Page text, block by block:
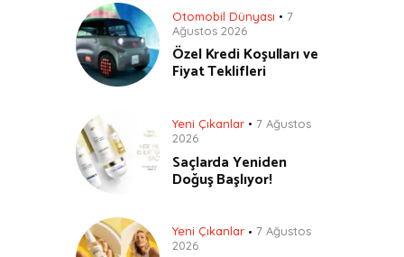
Otomobil Dünyası
7
Ağustos 2026
Özel Kredi Koşulları ve
Fiyat Teklifleri
Yeni Çıkanlar
7 Ağustos
2026
Saçlarda Yeniden
Doğuş Başlıyor!
Yeni Çıkanlar
7 Ağustos
2026